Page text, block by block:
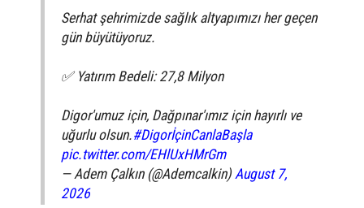
Serhat şehrimizde sağlık altyapımızı her geçen
gün büyütüyoruz.
✅ Yatırım Bedeli: 27,8 Milyon
Digor'umuz için, Dağpınar'ımız için hayırlı ve
uğurlu olsun.#DigorİçinCanlaBaşla
pic.twitter.com/EHlUxHMrGm
— Adem Çalkın (@Ademcalkin)August 7,
2026